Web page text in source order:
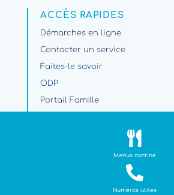
ACCÈS RAPIDES
Démarches en ligne
Contacter un service
Faites-le savoir
ODP
Portail Famille

Menus cantine

Numéros utiles